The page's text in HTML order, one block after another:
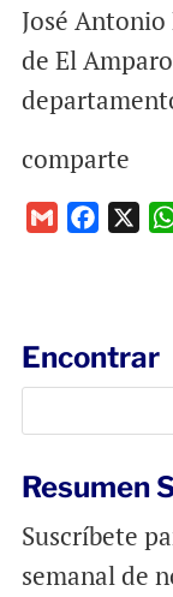
José
de El
comparte
o
k
Encontrar
Resumen
Suscríbete
semanal de